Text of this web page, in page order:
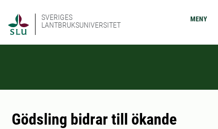
SVERIGES
LANTBRUKSUNIVERSITET
MENY
Gödsling bidrar till ökande